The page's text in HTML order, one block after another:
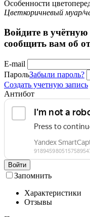
Особенности
Цветкоричневый муар/
Войдите в
сообщить вам об
E-mail
ПарольЗабыли пароль?
Создать учетную запись
Антибот
Войти
Запомнить
Характеристики
Отзывы